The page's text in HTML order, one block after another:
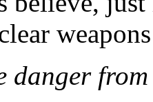
danger